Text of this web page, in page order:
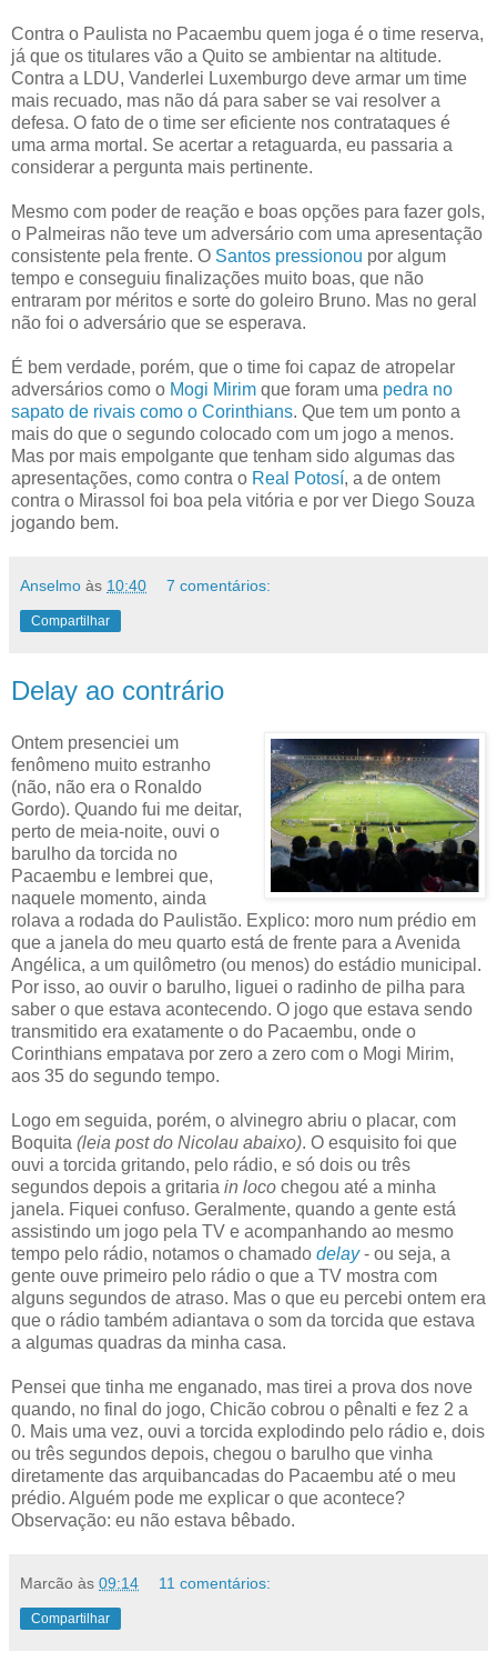
Contra o Paulista no Pacaembu quem joga é o time reserva,
já que os titulares vão a Quito se ambientar na altitude.
Contra a LDU, Vanderlei Luxemburgo deve armar um time
mais recuado, mas não dá para saber se vai resolver a
defesa. O fato de o time ser eficiente nos contrataques é
uma arma mortal. Se acertar a retaguarda, eu passaria a
considerar a pergunta mais pertinente.
Mesmo com poder de reação e boas opções para fazer gols,
o Palmeiras não teve um adversário com uma apresentação
consistente pela frente. O Santos pressionou por algum
tempo e conseguiu finalizações muito boas, que não
entraram por méritos e sorte do goleiro Bruno. Mas no geral
não foi o adversário que se esperava.
É bem verdade, porém, que o time foi capaz de atropelar
adversários como o Mogi Mirim que foram uma pedra no
sapato de rivais como o Corinthians. Que tem um ponto a
mais do que o segundo colocado com um jogo a menos.
Mas por mais empolgante que tenham sido algumas das
apresentações, como contra o Real Potosí, a de ontem
contra o Mirassol foi boa pela vitória e por ver Diego Souza
jogando bem.
Anselmo às 10:40 7 comentários:
Compartilhar
Delay ao contrário
Ontem presenciei um
fenômeno muito estranho
(não, não era o Ronaldo
Gordo). Quando fui me deitar,
perto de meia-noite, ouvi o
barulho da torcida no
Pacaembu e lembrei que,
naquele momento, ainda
rolava a rodada do Paulistão. Explico: moro num prédio em
que a janela do meu quarto está de frente para a Avenida
Angélica, a um quilômetro (ou menos) do estádio municipal.
Por isso, ao ouvir o barulho, liguei o radinho de pilha para
saber o que estava acontecendo. O jogo que estava sendo
transmitido era exatamente o do Pacaembu, onde o
Corinthians empatava por zero a zero com o Mogi Mirim,
aos 35 do segundo tempo.
Logo em seguida, porém, o alvinegro abriu o placar, com
Boquita (leia post do Nicolau abaixo). O esquisito foi que
ouvi a torcida gritando, pelo rádio, e só dois ou três
segundos depois a gritaria in loco chegou até a minha
janela. Fiquei confuso. Geralmente, quando a gente está
assistindo um jogo pela TV e acompanhando ao mesmo
tempo pelo rádio, notamos o chamado delay- ou seja, a
gente ouve primeiro pelo rádio o que a TV mostra com
alguns segundos de atraso. Mas o que eu percebi ontem era
que o rádio também adiantava o som da torcida que estava
a algumas quadras da minha casa.
Pensei que tinha me enganado, mas tirei a prova dos nove
quando, no final do jogo, Chicão cobrou o pênalti e fez 2 a
0. Mais uma vez, ouvi a torcida explodindo pelo rádio e, dois
ou três segundos depois, chegou o barulho que vinha
diretamente das arquibancadas do Pacaembu até o meu
prédio. Alguém pode me explicar o que acontece?
Observação: eu não estava bêbado.
Marcão às 09:14 11 comentários:
Compartilhar